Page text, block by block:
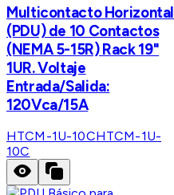
Multicontacto Horizontal
(PDU) de 10 Contactos
(NEMA 5-15R) Rack 19"
1UR. Voltaje
Entrada/Salida:
120Vca/15A
HTCM-1U-10CHTCM-1U-
10C